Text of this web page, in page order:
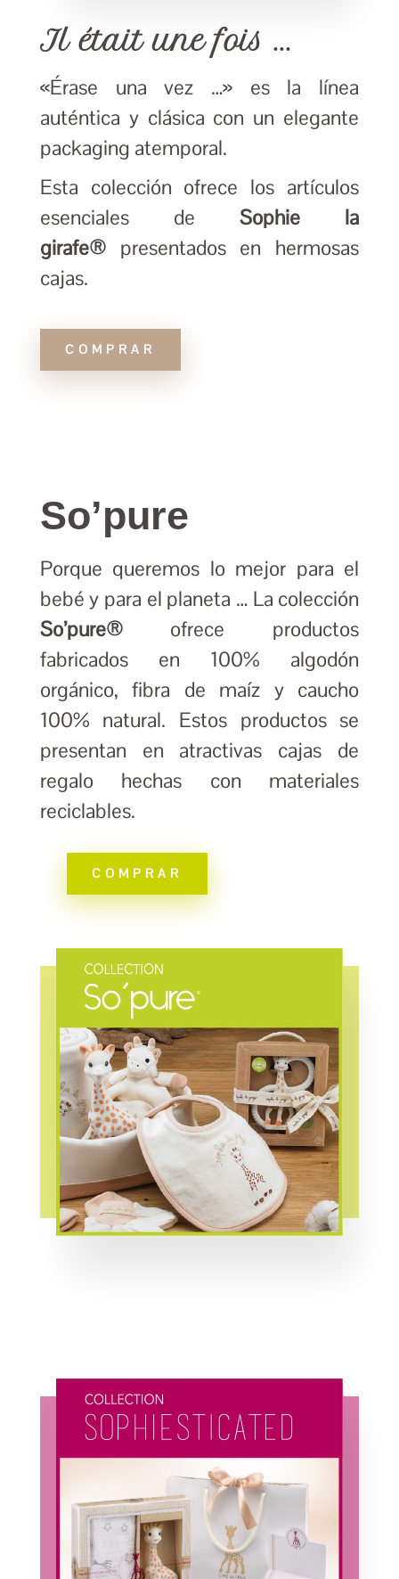
Il était une fois ...
«Érase una vez …» es la línea
auténtica y clásica con un elegante
packaging atemporal.
Esta colección ofrece los artículos
esenciales deSophie la
girafe®presentados en hermosas
cajas.
COMPRAR
So’pure
Porque queremos lo mejor para el
bebé y para el planeta … La colección
So’pure®ofrece productos
fabricados en 100% algodón
orgánico, fibra de maíz y caucho
100% natural. Estos productos se
presentan en atractivas cajas de
regalo hechas con materiales
reciclables.
COMPRAR